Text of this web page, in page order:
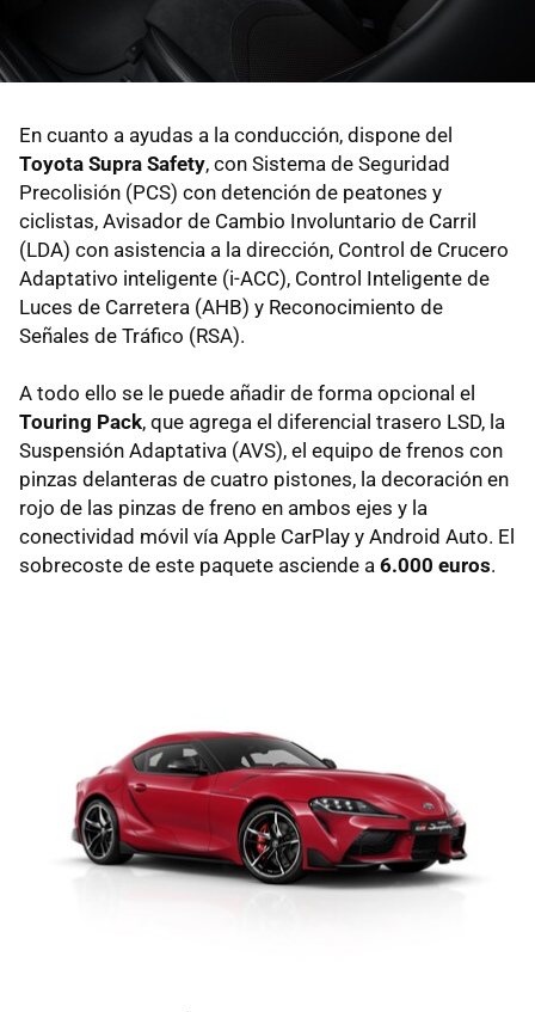
En cuanto a ayudas a la conducción, dispone del
Toyota Supra Safety, con Sistema de Seguridad
Precolisión (PCS) con detención de peatones y
ciclistas, Avisador de Cambio Involuntario de Carril
(LDA) con asistencia a la dirección, Control de Crucero
Adaptativo inteligente (i-ACC), Control Inteligente de
Luces de Carretera (AHB) y Reconocimiento de
Señales de Tráfico (RSA).
A todo ello se le puede añadir de forma opcional el
Touring Pack, que agrega el diferencial trasero LSD, la
Suspensión Adaptativa (AVS), el equipo de frenos con
pinzas delanteras de cuatro pistones, la decoración en
rojo de las pinzas de freno en ambos ejes y la
conectividad móvil vía Apple CarPlay y Android Auto. El
sobrecoste de este paquete asciende a 6.000 euros.